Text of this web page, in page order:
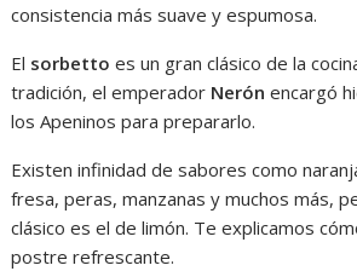
consistencia más suave y espumosa.
El sorbetto es un gran clásico de la
tradición, el emperador Nerón encargó
los Apeninos para prepararlo.
Existen infinidad de sabores como
fresa, peras, manzanas y muchos más,
clásico es el de limón. Te explicamos
postre refrescante.